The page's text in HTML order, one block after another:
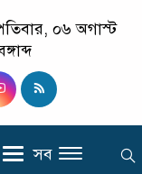
০৬ অগাস্ট
সব